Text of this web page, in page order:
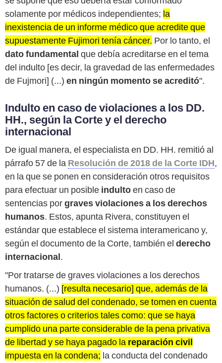
solamente por médicos independientes; la
inexistencia de un informe médico que acredite que
supuestamente Fujimori tenía cáncer. Por lo tanto, el
dato fundamental que debía acreditarse en el tema
del indulto [es decir, la gravedad de las enfermedades
de Fujmori] (...) en ningún momento se acreditó".
Indulto en caso de violaciones a los DD.
HH., según la Corte y el derecho
internacional
De igual manera, el especialista en DD. HH. remitió al
párrafo 57 de la Resolución de 2018 de la Corte IDH,
en la que se ponen en consideración otros requisitos
para efectuar un posible indultoen caso de
sentencias porgraves violaciones a los derechos
humanos. Estos, apunta Rivera, constituyen el
estándar que establece el sistema interamericano y,
según el documento de la Corte, también el derecho
internacional.
"Por tratarse de graves violaciones a los derechos
humanos. (...) [resulta necesario] que, además de la
situación de salud del condenado, se tomen en cuenta
otros factores o criterios tales como: que se haya
cumplido una parte considerable de la pena privativa
de libertad y se haya pagado la reparación civil
impuesta en la condena; la conducta del condenado